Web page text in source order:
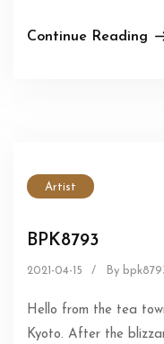
Continue Reading
Artist
BPK8793
2021-04-15 / By
Hello from the tea
Kyoto. After the